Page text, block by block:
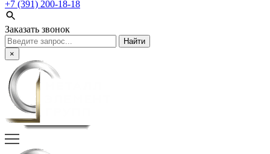
+7 (391) 200-18-18
Заказать звонок
Поиск:
×